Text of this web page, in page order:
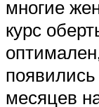
многие
курс
месяцев